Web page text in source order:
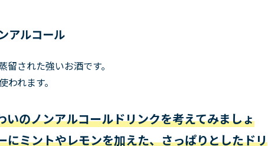
アルコール
された強いお酒です。
れます。
のノンアルコールドリンクを考えてみましょ
ミントやレモンを加えた、さっぱりとしたドリ